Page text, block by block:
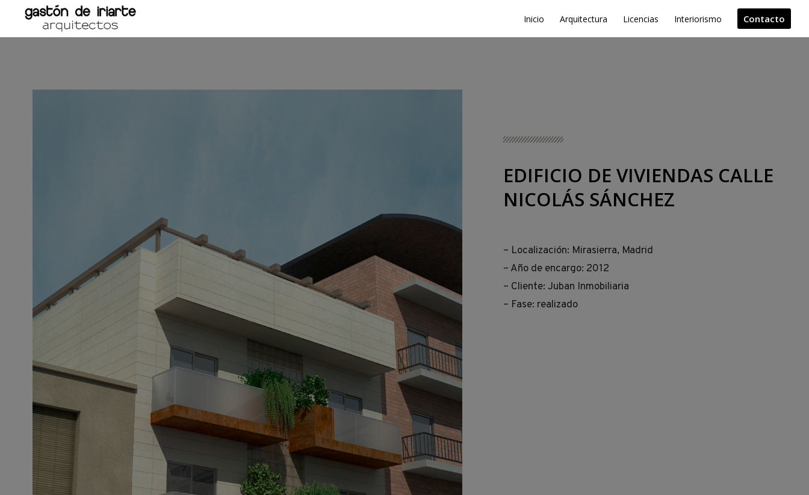
Inicio Arquitectura Licencias Interiorismo Contacto
EDIFICIO DE VIVIENDAS CALLE
NICOLÁS SÁNCHEZ
– Localización: Mirasierra, Madrid
– Año de encargo: 2012
– Cliente: Juban Inmobiliaria
– Fase: realizado